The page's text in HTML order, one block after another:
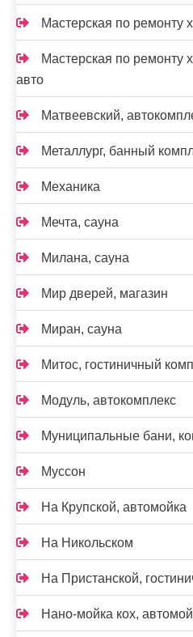
Мастерская по ремонту
Мастерская по ремонту
авто
Матвеевский,
Металлург, банный
Механика
Мечта, сауна
Милана, сауна
Мир дверей, магазин
Миран, сауна
Митос, гостиничный
Модуль, автокомплекс
Муниципальные бани,
Муссон
На Крупской, автомойка
На Никольском
На Пристанской,
Нано-мойка кох,